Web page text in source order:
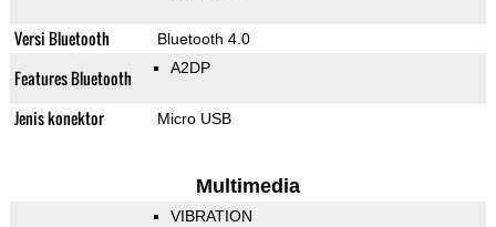
Versi Bluetooth Bluetooth 4.0
Features Bluetooth A2DP
Jenis konektor Micro USB
Multimedia
VIBRATION